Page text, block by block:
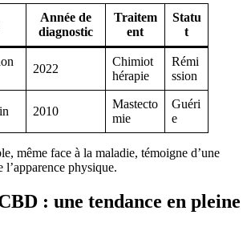
Année de
diagnostic
Traitem
ent
Statu
t
2022
Chimiot
hérapie
Rémi
ssion
2010
Mastecto
mie
Guéri
e
même face à la maladie, témoigne d’une
l’apparence physique.
: une tendance en pleine